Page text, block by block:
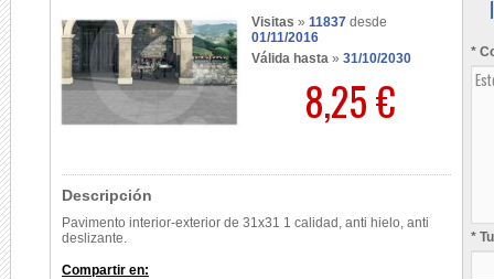
Visitas » 11837 desde
01/11/2016
Válida hasta » 31/10/2030
8,25 €
Descripción
Pavimento interior-exterior de 31x31 1 calidad, anti hielo, anti
deslizante.
Compartir en:
*
*